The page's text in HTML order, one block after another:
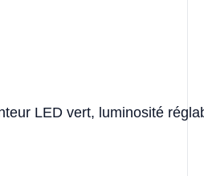
LED vert, luminosité